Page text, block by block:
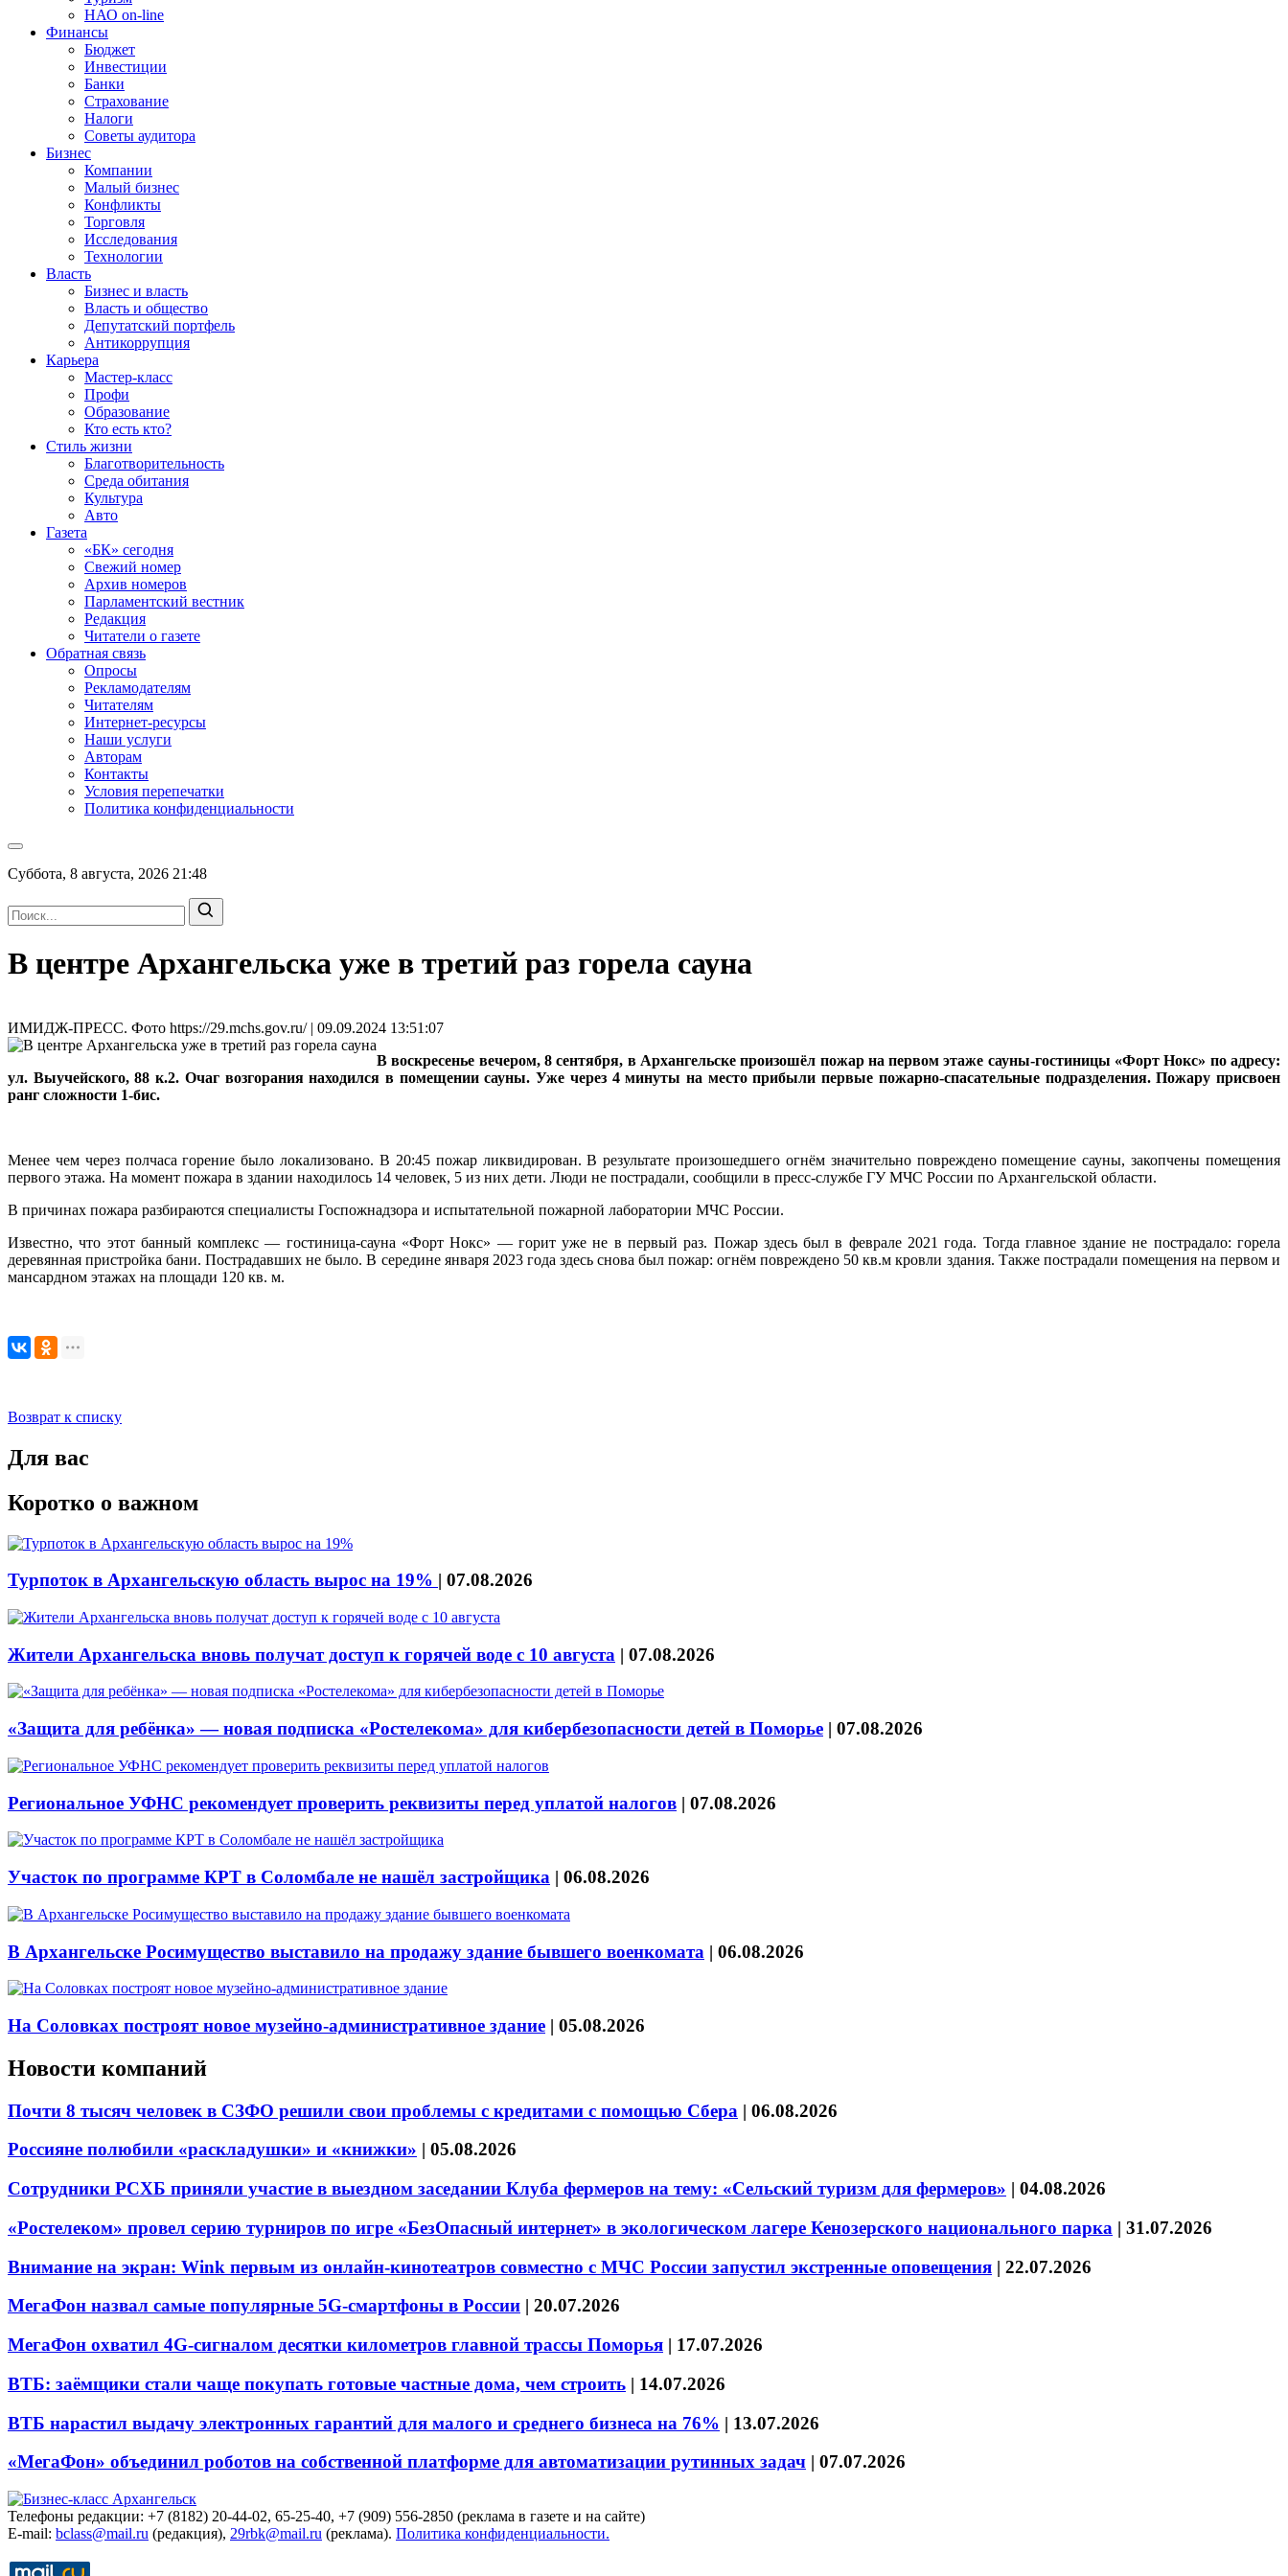
НАО on-line
Финансы
Бюджет
Инвестиции
Банки
Страхование
Налоги
Советы аудитора
Бизнес
Компании
Малый бизнес
Конфликты
Торговля
Исследования
Технологии
Власть
Бизнес и власть
Власть и общество
Депутатский портфель
Антикоррупция
Карьера
Мастер-класс
Профи
Образование
Кто есть кто?
Стиль жизни
Благотворительность
Среда обитания
Культура
Авто
Газета
«БК» сегодня
Свежий номер
Архив номеров
Парламентский вестник
Редакция
Читатели о газете
Обратная связь
Опросы
Рекламодателям
Читателям
Интернет-ресурсы
Наши услуги
Авторам
Контакты
Условия перепечатки
Политика конфиденциальности
Суббота, 8 августа, 2026 21:48
В центре Архангельска уже в третий раз горела сауна
ИМИДЖ-ПРЕСС. Фото https://29.mchs.gov.ru/ | 09.09.2024 13:51:07
В воскресенье вечером, 8 сентября, в Архангельске произошёл пожар на первом этаже сауны-гостиницы «Форт Нокс» по адресу:
ул. Выучейского, 88 к.2. Очаг возгорания находился в помещении сауны. Уже через 4 минуты на место прибыли первые пожарно-спасательные подразделения. Пожару присвоен
ранг сложности 1-бис.
Менее чем через полчаса горение было локализовано. В 20:45 пожар ликвидирован. В результате произошедшего огнём значительно повреждено помещение сауны, закопчены помещения
первого этажа. На момент пожара в здании находилось 14 человек, 5 из них дети. Люди не пострадали, сообщили в пресс-службе ГУ МЧС России по Архангельской области.
В причинах пожара разбираются специалисты Госпожнадзора и испытательной пожарной лаборатории МЧС России.
Известно, что этот банный комплекс — гостиница-сауна «Форт Нокс» — горит уже не в первый раз. Пожар здесь был в феврале 2021 года. Тогда главное здание не пострадало: горела
деревянная пристройка бани. Пострадавших не было. В середине января 2023 года здесь снова был пожар: огнём повреждено 50 кв.м кровли здания. Также пострадали помещения на первом и
мансардном этажах на площади 120 кв. м.
Возврат к списку
Для вас
Коротко о важном
Турпоток в Архангельскую область вырос на 19% | 07.08.2026
Жители Архангельска вновь получат доступ к горячей воде с 10 августа | 07.08.2026
«Защита для ребёнка» — новая подписка «Ростелекома» для кибербезопасности детей в Поморье | 07.08.2026
Региональное УФНС рекомендует проверить реквизиты перед уплатой налогов | 07.08.2026
Участок по программе КРТ в Соломбале не нашёл застройщика | 06.08.2026
В Архангельске Росимущество выставило на продажу здание бывшего военкомата | 06.08.2026
На Соловках построят новое музейно-административное здание | 05.08.2026
Новости компаний
Почти 8 тысяч человек в СЗФО решили свои проблемы с кредитами с помощью Сбера | 06.08.2026
Россияне полюбили «раскладушки» и «книжки» | 05.08.2026
Сотрудники РСХБ приняли участие в выездном заседании Клуба фермеров на тему: «Сельский туризм для фермеров» | 04.08.2026
«Ростелеком» провел серию турниров по игре «БезОпасный интернет» в экологическом лагере Кенозерского национального парка | 31.07.2026
Внимание на экран: Wink первым из онлайн-кинотеатров совместно с МЧС России запустил экстренные оповещения | 22.07.2026
МегаФон назвал самые популярные 5G-смартфоны в России | 20.07.2026
МегаФон охватил 4G-сигналом десятки километров главной трассы Поморья | 17.07.2026
ВТБ: заёмщики стали чаще покупать готовые частные дома, чем строить | 14.07.2026
ВТБ нарастил выдачу электронных гарантий для малого и среднего бизнеса на 76% | 13.07.2026
«МегаФон» объединил роботов на собственной платформе для автоматизации рутинных задач | 07.07.2026
Телефоны редакции: +7 (8182) 20-44-02, 65-25-40, +7 (909) 556-2850 (реклама в газете и на сайте)
E-mail: bclass@mail.ru (редакция), 29rbk@mail.ru (реклама). Политика конфиденциальности.